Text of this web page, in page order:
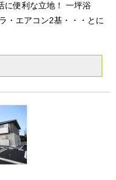
に便利な立地！ 一坪浴
・エアコン2基・・・とに